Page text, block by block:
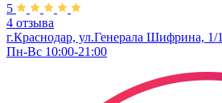
5
4 отзыва
г.Краснодар, ул.Генерала Шифрина, 1/1
Пн-Вс 10:00-21:00